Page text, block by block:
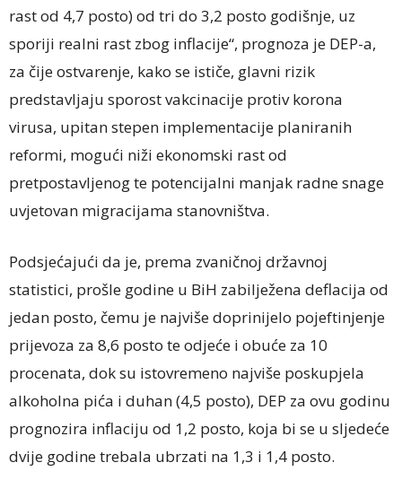
rast od 4,7 posto) od tri do 3,2 posto godišnje, uz
sporiji realni rast zbog inflacije“, prognoza je DEP-a,
za čije ostvarenje, kako se ističe, glavni rizik
predstavljaju sporost vakcinacije protiv korona
virusa, upitan stepen implementacije planiranih
reformi, mogući niži ekonomski rast od
pretpostavljenog te potencijalni manjak radne snage
uvjetovan migracijama stanovništva.
Podsjećajući da je, prema zvaničnoj državnoj
statistici, prošle godine u BiH zabilježena deflacija od
jedan posto, čemu je najviše doprinijelo pojeftinjenje
prijevoza za 8,6 posto te odjeće i obuće za 10
procenata, dok su istovremeno najviše poskupjela
alkoholna pića i duhan (4,5 posto), DEP za ovu godinu
prognozira inflaciju od 1,2 posto, koja bi se u sljedeće
dvije godine trebala ubrzati na 1,3 i 1,4 posto.